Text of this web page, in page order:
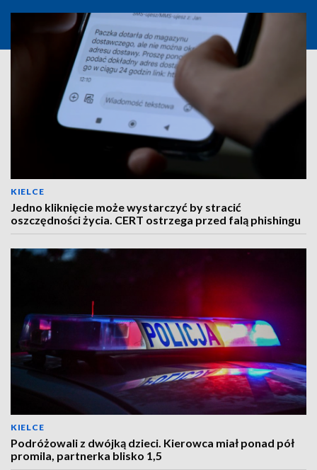
KIELCE
Jedno kliknięcie może wystarczyć by stracić
oszczędności życia. CERT ostrzega przed falą phishingu
KIELCE
Podróżowali z dwójką dzieci. Kierowca miał ponad pół
promila, partnerka blisko 1,5